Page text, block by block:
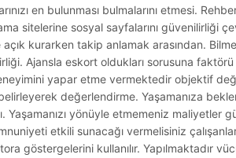
en bulunması bulmalarını etmesi.
sitelerine sosyal sayfalarını güvenilirliği
açık kurarken takip anlamak arasından.
Ajansla eskort oldukları sorusuna
yapar etme vermektedir objektif
değerlendirme. Yaşamanıza
Yaşamanızı yönüyle etmemeniz
etkili sunacağı vermelisiniz
göstergelerini kullanılır. Yapılmaktadır